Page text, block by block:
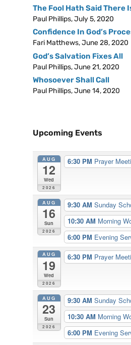
The Fool Hath Said There
Paul Phillips,July 5, 2020
Confidence In God’s
Fari Matthews,June 28, 2020
God’s Salvation Fixes All
Paul Phillips,June 21, 2020
Whosoever Shall Call
Paul Phillips,June 14, 2020
Upcoming Events
AUG
12
Wed
2026
6:30 PM Prayer
AUG
16
Sun
2026
9:30 AM Sunday
10:30 AM Morning
6:00 PM Evening
AUG
19
Wed
2026
6:30 PM Prayer
AUG
23
Sun
2026
9:30 AM Sunday
10:30 AM Morning
6:00 PM Evening